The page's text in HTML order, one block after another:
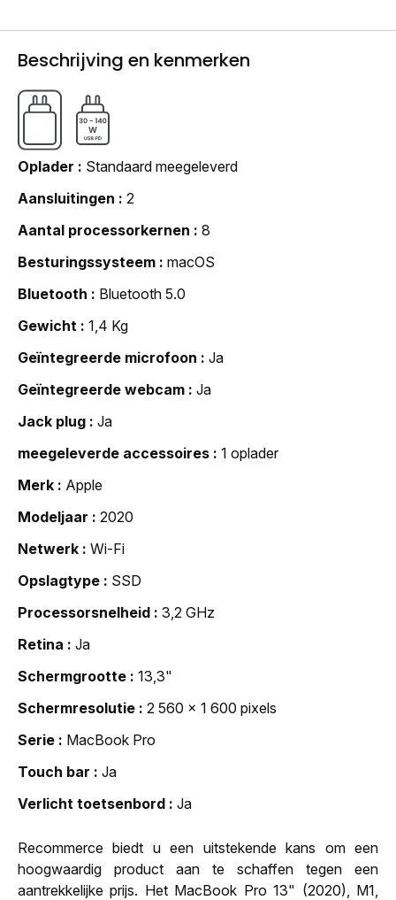
Beschrijving en kenmerken
Oplader
Standaard meegeleverd
Aansluitingen
2
Aantal processorkernen
8
Besturingssysteem
macOS
Bluetooth
Bluetooth 5.0
Gewicht
1,4 Kg
Geïntegreerde microfoon
Ja
Geïntegreerde webcam
Ja
Jack plug
Ja
meegeleverde accessoires
1 oplader
Merk
Apple
Modeljaar
2020
Netwerk
Wi-Fi
Opslagtype
SSD
Processorsnelheid
3,2 GHz
Retina
Ja
Schermgrootte
13,3"
Schermresolutie
2 560 x 1 600 pixels
Serie
MacBook Pro
Touch bar
Ja
Verlicht toetsenbord
Ja
Recommerce biedt u een uitstekende kans om een
hoogwaardig product aan te schaffen tegen een
aantrekkelijke prijs. Het MacBook Pro 13" (2020), M1,